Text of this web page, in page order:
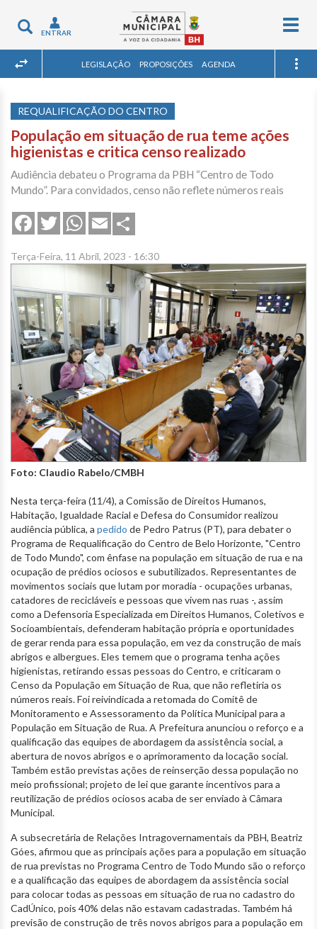
Toggle
navigation
ENTRAR
LEGISLAÇÃO PROPOSIÇÕES AGENDA
REQUALIFICAÇÃO DO CENTRO
População em situação de rua teme ações
higienistas e critica censo realizado
Audiência debateu o Programa da PBH “Centro de Todo
Mundo”. Para convidados, censo não reflete números reais
FacebookTwitterWhatsApp
Email
Terça-Feira, 11 Abril, 2023 - 16:30
Foto: Claudio Rabelo/CMBH
Nesta terça-feira (11/4), a Comissão de Direitos Humanos,
Habitação, Igualdade Racial e Defesa do Consumidor realizou
audiência pública, a pedido de Pedro Patrus (PT), para debater o
Programa de Requalificação do Centro de Belo Horizonte, "Centro
de Todo Mundo", com ênfase na população em situação de rua e na
ocupação de prédios ociosos e subutilizados. Representantes de
movimentos sociais que lutam por moradia - ocupações urbanas,
catadores de recicláveis e pessoas que vivem nas ruas -, assim
como a Defensoria Especializada em Direitos Humanos, Coletivos e
Socioambientais, defenderam habitação própria e oportunidades
de gerar renda para essa população, em vez da construção de mais
abrigos e albergues. Eles temem que o programa tenha ações
higienistas, retirando essas pessoas do Centro, e criticaram o
Censo da População em Situação de Rua, que não refletiria os
números reais. Foi reivindicada a retomada do Comitê de
Monitoramento e Assessoramento da Política Municipal para a
População em Situação de Rua. A Prefeitura anunciou o reforço e a
qualificação das equipes de abordagem da assistência social, a
abertura de novos abrigos e o aprimoramento da locação social.
Também estão previstas ações de reinserção dessa população no
meio profissional; projeto de lei que garante incentivos para a
reutilização de prédios ociosos acaba de ser enviado à Câmara
Municipal.
A subsecretária de Relações Intragovernamentais da PBH, Beatriz
Góes, afirmou que as principais ações para a população em situação
de rua previstas no Programa Centro de Todo Mundo são o reforço
e a qualificação das equipes de abordagem da assistência social
para colocar todas as pessoas em situação de rua no cadastro do
CadÚnico, pois 40% delas não estavam cadastradas. Também há
previsão de construção de três novos abrigos para a população em